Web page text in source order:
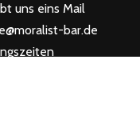
uns eins Mail
bar.de